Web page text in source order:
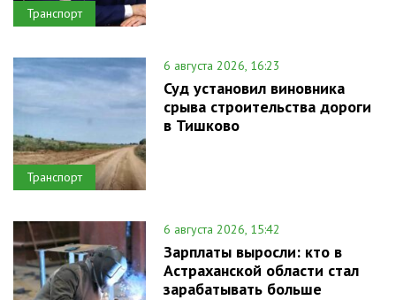
Транспорт
Транспорт
6 августа 2026, 16:23
Суд установил виновника
срыва строительства дороги
в Тишково
6 августа 2026, 15:42
Зарплаты выросли: кто в
Астраханской области стал
зарабатывать больше